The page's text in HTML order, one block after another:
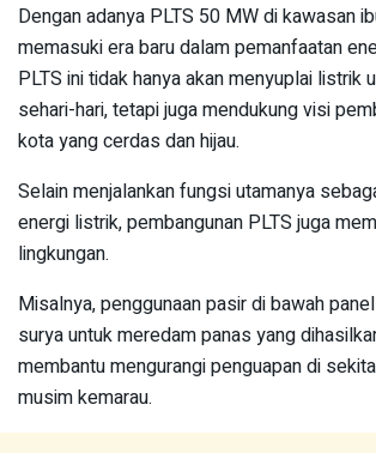
Dengan adanya PLTS 50 MW di kawasan
memasuki era baru dalam pemanfaatan
PLTS ini tidak hanya akan menyuplai listrik
sehari-hari, tetapi juga mendukung visi
kota yang cerdas dan hijau.
Selain menjalankan fungsi utamanya
energi listrik, pembangunan PLTS juga
lingkungan.
Misalnya, penggunaan pasir di bawah
surya untuk meredam panas yang
membantu mengurangi penguapan di
musim kemarau.